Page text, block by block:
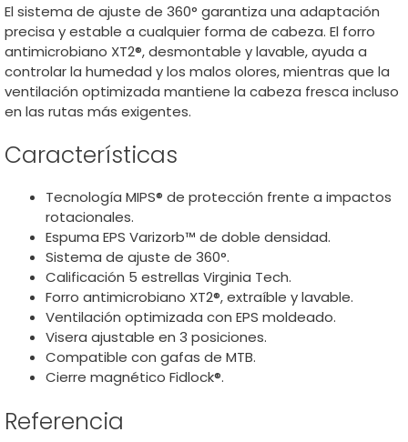
El sistema de ajuste de 360° garantiza una adaptación
precisa y estable a cualquier forma de cabeza. El forro
antimicrobiano XT2®, desmontable y lavable, ayuda a
controlar la humedad y los malos olores, mientras que la
ventilación optimizada mantiene la cabeza fresca incluso
en las rutas más exigentes.
Características
Tecnología MIPS® de protección frente a impactos
rotacionales.
Espuma EPS Varizorb™ de doble densidad.
Sistema de ajuste de 360°.
Calificación 5 estrellas Virginia Tech.
Forro antimicrobiano XT2®, extraíble y lavable.
Ventilación optimizada con EPS moldeado.
Visera ajustable en 3 posiciones.
Compatible con gafas de MTB.
Cierre magnético Fidlock®.
Referencia